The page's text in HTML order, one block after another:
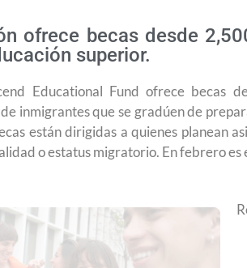
ofrece becas desde
superior.
Educational Fund ofrece
inmigrantes que se gradúen de
están dirigidas a quienes planean
o estatus migratorio. En febrero es